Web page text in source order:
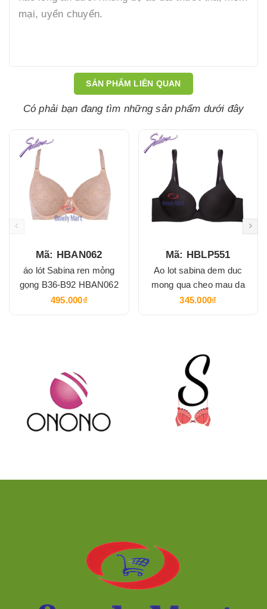
mại, uyển chuyển.
SẢN PHẨM LIÊN QUAN
Có phải bạn đang tìm những sản phẩm dưới đây
Mã: HBAN062
áo lót Sabina ren mỏng
gọng B36-B92 HBAN062
495.000₫
Mã: HBLP551
Ao lot sabina dem duc
mong qua cheo mau da
345.000₫